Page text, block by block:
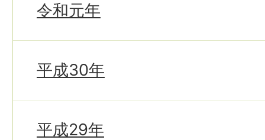
令和元年
平成30年
平成29年